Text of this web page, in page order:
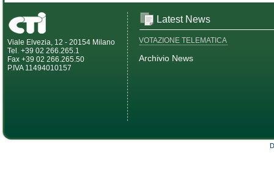
Viale Elvezia, 12 - 20154 Milano
Tel. +39 02 266.265.1
Fax +39 02 266.265.50
P.IVA 11494010157
Latest News
VOTAZIONE TELEMATICA
Archivio News